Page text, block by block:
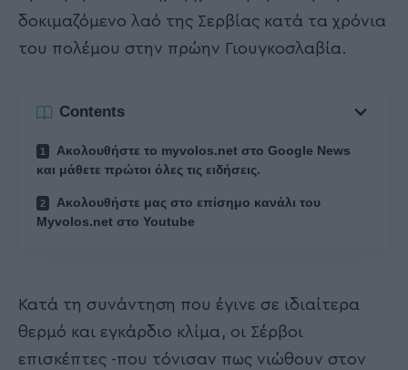
δοκιμαζόμενο λαό της Σερβίας κατά τα χρόνια
του πολέμου στην πρώην Γιουγκοσλαβία.
Contents
Ακολουθήστε το myvolos.net στο Google News
και μάθετε πρώτοι όλες τις ειδήσεις.
Ακολουθήστε μας στο επίσημο κανάλι του
Myvolos.net στο Youtube
Κατά τη συνάντηση που έγινε σε ιδιαίτερα
θερμό και εγκάρδιο κλίμα, οι Σέρβοι
επισκέπτες -που τόνισαν πως νιώθουν στον